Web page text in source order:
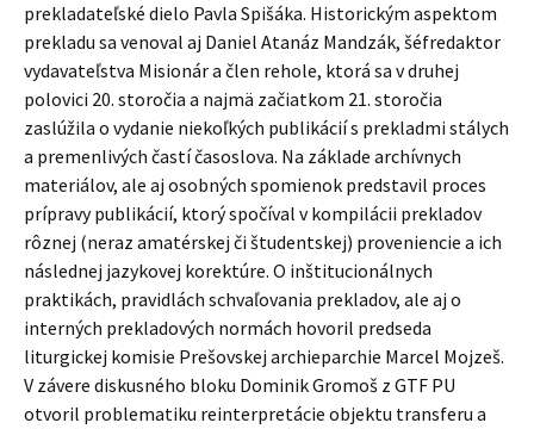
prekladateľské dielo Pavla Spišáka. Historickým aspektom
prekladu sa venoval aj Daniel Atanáz Mandzák, šéfredaktor
vydavateľstva Misionár a člen rehole, ktorá sa v druhej
polovici 20. storočia a najmä začiatkom 21. storočia
zaslúžila o vydanie niekoľkých publikácií s prekladmi stálych
a premenlivých častí časoslova. Na základe archívnych
materiálov, ale aj osobných spomienok predstavil proces
prípravy publikácií, ktorý spočíval v kompilácii prekladov
rôznej (neraz amatérskej či študentskej) proveniencie a ich
následnej jazykovej korektúre. O inštitucionálnych
praktikách, pravidlách schvaľovania prekladov, ale aj o
interných prekladových normách hovoril predseda
liturgickej komisie Prešovskej archieparchie Marcel Mojzeš.
V závere diskusného bloku Dominik Gromoš z GTF PU
otvoril problematiku reinterpretácie objektu transferu a